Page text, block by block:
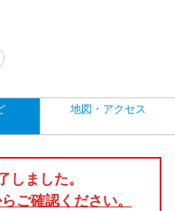
地図・アクセス
ました。
ご確認ください。